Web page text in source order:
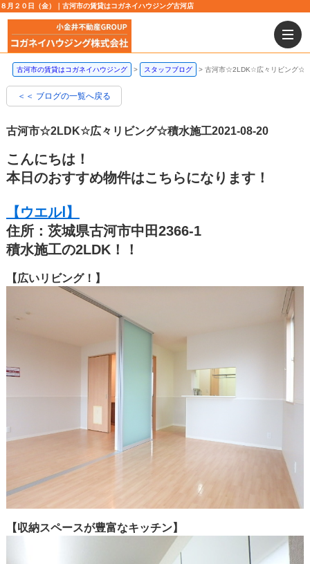
８月２０日（金）｜古河市の賃貸はコガネイハウジング古河店
古河市の賃貸はコガネイハウジング スタッフブログ 古河市☆2LDK☆広々リビング☆
＜＜ ブログの一覧へ戻る
古河市☆2LDK☆広々リビング☆積水施工2021-08-20
こんにちは！
本日のおすすめ物件はこちらになります！
【ウエルⅠ】
住所：茨城県古河市中田2366-1
積水施工の2LDK！！
【広いリビング！】
【収納スペースが豊富なキッチン】